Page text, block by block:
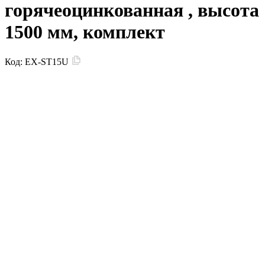
горячеоцинкованная , высота
1500 мм, комплект
Код: EX-ST15U